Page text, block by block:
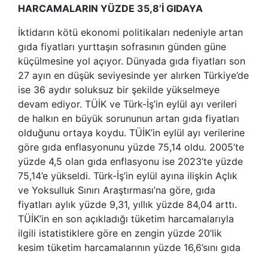
HARCAMALARIN YÜZDE 35,8’İ GIDAYA
İktidarın kötü ekonomi politikaları nedeniyle artan
gıda fiyatları yurttaşın sofrasının günden güne
küçülmesine yol açıyor. Dünyada gıda fiyatları son
27 ayın en düşük seviyesinde yer alırken Türkiye’de
ise 36 aydır soluksuz bir şekilde yükselmeye
devam ediyor. TÜİK ve Türk-İş’in eylül ayı verileri
de halkın en büyük sorununun artan gıda fiyatları
olduğunu ortaya koydu. TÜİK’in eylül ayı verilerine
göre gıda enflasyonunu yüzde 75,14 oldu. 2005’te
yüzde 4,5 olan gıda enflasyonu ise 2023’te yüzde
75,14’e yükseldi. Türk-İş’in eylül ayına ilişkin Açlık
ve Yoksulluk Sınırı Araştırması’na göre, gıda
fiyatları aylık yüzde 9,31, yıllık yüzde 84,04 arttı.
TÜİK’in en son açıkladığı tüketim harcamalarıyla
ilgili istatistiklere göre en zengin yüzde 20’lik
kesim tüketim harcamalarının yüzde 16,6’sını gıda